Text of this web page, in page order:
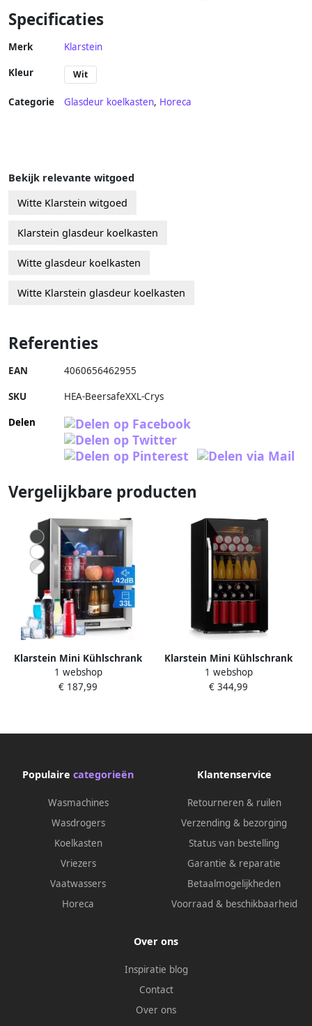
Specificaties
Merk Klarstein
Kleur Wit
Categorie Glasdeur koelkasten, Horeca
Bekijk relevante witgoed
Witte Klarstein witgoed
Klarstein glasdeur koelkasten
Witte glasdeur koelkasten
Witte Klarstein glasdeur koelkasten
Referenties
EAN 4060656462955
SKU HEA-BeersafeXXL-Crys
Delen
Vergelijkbare producten
Klarstein Mini Kühlschrank
met Glastür Mini
Kühlschrank voor Zimmer
Kleiner Kühlschrank 33 Liter
thuisfitness en
duurzame con
1 webshop
€ 187,99
Klarstein Mini Kühlschrank
met Glastür Mini
Kühlschrank voor Zimmer
Kleiner Kühlschrank 80 Liter
thuisfitness en
duurzame con
1 webshop
€ 344,99
Populaire categorieën
Wasmachines
Wasdrogers
Koelkasten
Vriezers
Vaatwassers
Horeca
Klantenservice
Retourneren & ruilen
Verzending & bezorging
Status van bestelling
Garantie & reparatie
Betaalmogelijkheden
Voorraad & beschikbaarheid
Over ons
Inspiratie blog
Contact
Over ons